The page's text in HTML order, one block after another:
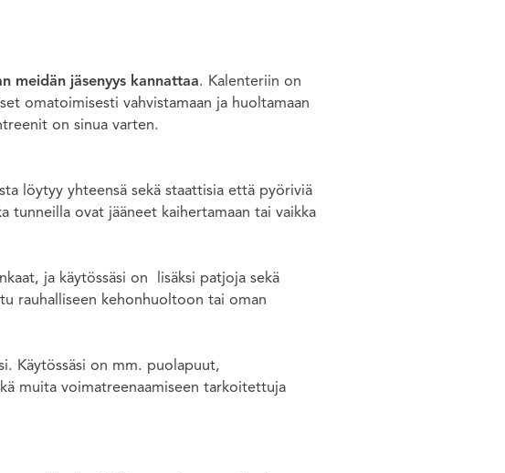
meidän jäsenyys kannattaa. Kalenteriin on
omatoimisesti vahvistamaan ja huoltamaan
on sinua varten.
löytyy yhteensä sekä staattisia että pyöriviä
ovat jääneet kaihertamaan tai vaikka
ja käytössäsi on lisäksi patjoja sekä
rauhalliseen kehonhuoltoon tai oman
Käytössäsi on mm. puolapuut,
muita voimatreenaamiseen tarkoitettuja